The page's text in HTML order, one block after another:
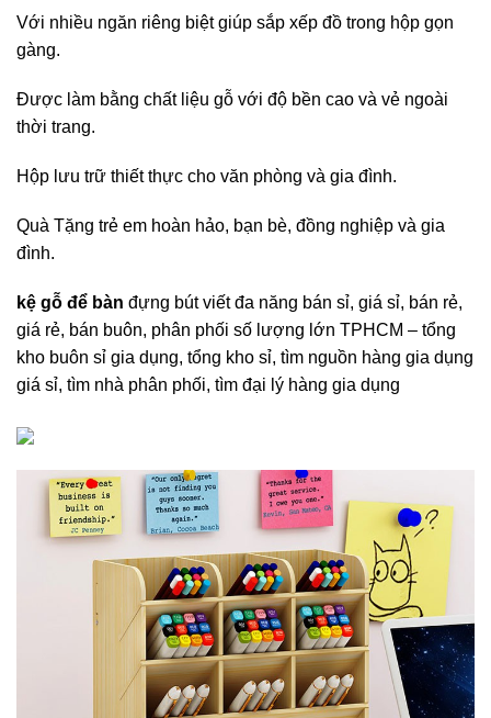
Với nhiều ngăn riêng biệt giúp sắp xếp đồ trong hộp gọn
gàng.
Được làm bằng chất liệu gỗ với độ bền cao và vẻ ngoài
thời trang.
Hộp lưu trữ thiết thực cho văn phòng và gia đình.
Quà Tặng trẻ em hoàn hảo, bạn bè, đồng nghiệp và gia
đình.
kệ gỗ để bàn đựng bút viết đa năng bán sỉ, giá sỉ, bán rẻ,
giá rẻ, bán buôn, phân phối số lượng lớn TPHCM – tổng
kho buôn sỉ gia dụng, tổng kho sỉ, tìm nguồn hàng gia dụng
giá sỉ, tìm nhà phân phối, tìm đại lý hàng gia dụng